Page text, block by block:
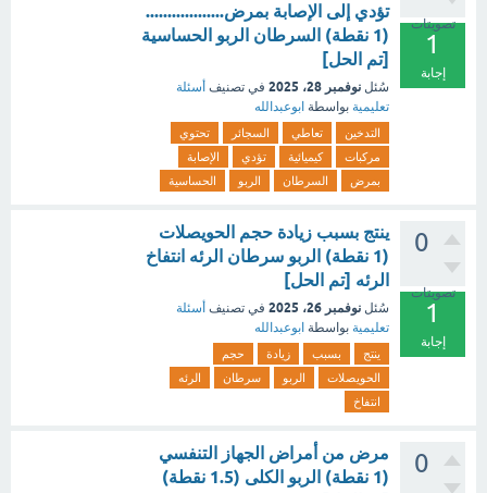
تصويتات
1
إجابة
تؤدي إلى الإصابة بمرض..................
(1 نقطة) السرطان الربو الحساسية
[تم الحل]
سُئل نوفمبر 28، 2025 في تصنيف أسئلة
تعليمية بواسطة ابوعبدالله
التدخين تعاطي السجائر
تحتوي
مركبات
كيميائية تؤدي
الإصابة
بمرض
السرطان الربو الحساسية
0
تصويتات
1
إجابة
ينتج بسبب زيادة حجم الحويصلات
(1 نقطة) الربو سرطان الرئه انتفاخ
الرئه [تم الحل]
سُئل نوفمبر 26، 2025 في تصنيف أسئلة
تعليمية بواسطة ابوعبدالله
ينتج بسبب زيادة
حجم
الحويصلات
الربو سرطان
الرئه
انتفاخ
0
مرض من أمراض الجهاز التنفسي
(1 نقطة) الربو الكلى (1.5 نقطة)